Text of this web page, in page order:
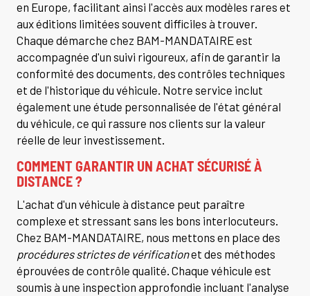
en Europe, facilitant ainsi l'accès aux modèles rares et
aux éditions limitées souvent difficiles à trouver.
Chaque démarche chez BAM-MANDATAIRE est
accompagnée d'un suivi rigoureux, afin de garantir la
conformité des documents, des contrôles techniques
et de l'historique du véhicule. Notre service inclut
également une étude personnalisée de l'état général
du véhicule, ce qui rassure nos clients sur la valeur
réelle de leur investissement.
COMMENT GARANTIR UN ACHAT SÉCURISÉ À
DISTANCE ?
L'achat d'un véhicule à distance peut paraître
complexe et stressant sans les bons interlocuteurs.
Chez BAM-MANDATAIRE, nous mettons en place des
procédures strictes de vérificationet des méthodes
éprouvées de contrôle qualité. Chaque véhicule est
soumis à une inspection approfondie incluant l'analyse